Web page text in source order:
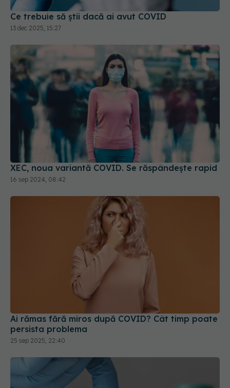
Ce trebuie să știi dacă ai avut COVID
13 dec 2025, 15:27
XEC, noua variantă COVID. Se răspândește rapid
16 sep 2024, 08:42
Ai rămas fără miros după COVID? Cât timp poate
persista problema
25 sep 2025, 22:40